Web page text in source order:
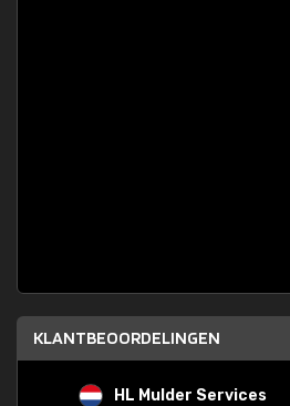
KLANTBEOORDELINGEN
HL Mulder Services